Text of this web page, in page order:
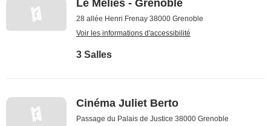
Le Méliès - Grenoble
28 allée Henri Frenay 38000 Grenoble
Voir les informations d'accessibilité
3 Salles
Cinéma Juliet Berto
Passage du Palais de Justice 38000 Grenoble